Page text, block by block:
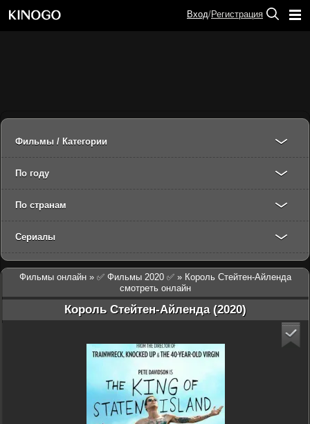
Фильмы / Категории
По году
По странам
Сериалы
Фильмы онлайн » ✅ Фильмы 2020 ✅ » Король Стейтен-Айленда
смотреть онлайн
Король Стейтен-Айленда (2020)
Вход/Регистрация